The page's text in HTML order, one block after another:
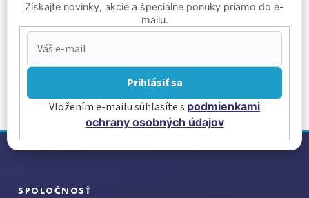
Získajte novinky, akcie a špeciálne ponuky priamo do e-
mailu.
Prihlásiť sa
Vložením e-mailu súhlasíte s podmienkami
ochrany osobných údajov
Z
SPOLOČNOSŤ